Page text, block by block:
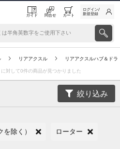
ガイド 問合せ カート
ログイン/
新規登録
リアアクスル リアアクスルハブ＆ドラ
に対して0件の商品が見つかりました
絞り込み
除く）
ローター